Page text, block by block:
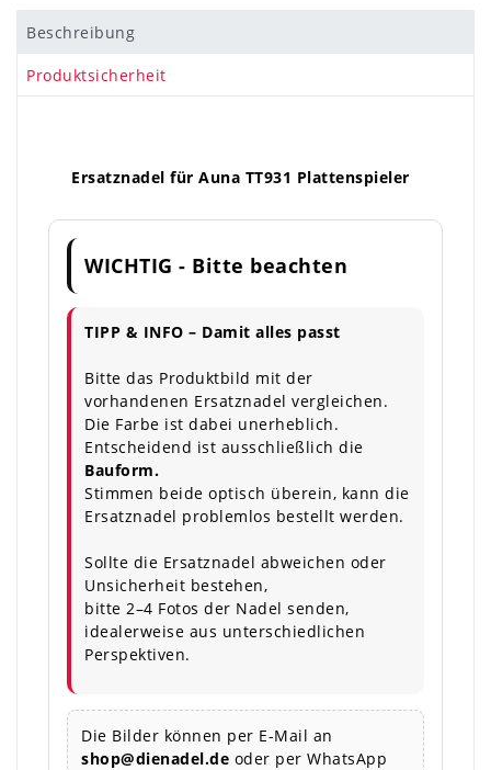
Beschreibung
Produktsicherheit
Ersatznadel für Auna TT931 Plattenspieler
WICHTIG - Bitte beachten
TIPP & INFO – Damit alles passt
Bitte das Produktbild mit der
vorhandenen Ersatznadel vergleichen.
Die Farbe ist dabei unerheblich.
Entscheidend ist ausschließlich die
Bauform.
Stimmen beide optisch überein, kann die
Ersatznadel problemlos bestellt werden.
Sollte die Ersatznadel abweichen oder
Unsicherheit bestehen,
bitte 2–4 Fotos der Nadel senden,
idealerweise aus unterschiedlichen
Perspektiven.
Die Bilder können per E-Mail an
shop@dienadel.de oder per WhatsApp